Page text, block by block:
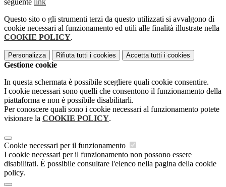
seguente link
Questo sito o gli strumenti terzi da questo utilizzati si avvalgono di
cookie necessari al funzionamento ed utili alle finalità illustrate nella
COOKIE POLICY.
Personalizza Rifiuta tutti i cookies Accetta tutti i cookies
Gestione cookie
In questa schermata è possibile scegliere quali cookie consentire.
I cookie necessari sono quelli che consentono il funzionamento della
piattaforma e non è possibile disabilitarli.
Per conoscere quali sono i cookie necessari al funzionamento potete
visionare la COOKIE POLICY.
Cookie necessari per il funzionamento
I cookie necessari per il funzionamento non possono essere
disabilitati. È possibile consultare l'elenco nella pagina della cookie
policy.